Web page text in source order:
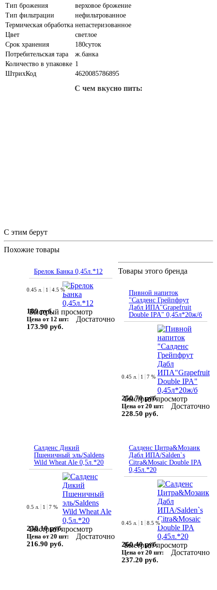
Тип брожения
верховое брожение
Тип фильтрации
нефильтрованное
Термическая обработка непастеризованное
Цвет
светлое
Срок хранения
180суток
Потребительская тара
ж.банка
Количество в упаковке 1
ШтрихКод
4620085786895
С чем вкусно пить:
С этим берут
Похожие товары
Брелок Банка 0,45л.*12
Быстрый просмотр
0.45 л. 1 4.5 %
189 руб.
Цена от 12 шт:
173.90 руб.
Достаточно
Товары этого бренда
Пивной напиток
"Салденс Грейпфрут
Дабл ИПА"Grapefruit
Double IPA" 0,45л*20ж/б
Быстрый просмотр
0.45 л. 1 7 %
250.70 руб.
Цена от 20 шт:
228.50 руб.
Достаточно
Салденс Дикий
Пшеничный эль/Saldens
Wild Wheat Ale 0,5л.*20
Быстрый просмотр
0.5 л. 1 7 %
238.10 руб.
Цена от 20 шт:
216.90 руб.
Достаточно
Салденс Цитра&Мозаик
Дабл ИПА/Salden`s
Citra&Mosaic Double IPA
0,45л.*20
Быстрый просмотр
0.45 л. 1 8.5 %
260.40 руб.
Цена от 20 шт:
237.20 руб.
Достаточно